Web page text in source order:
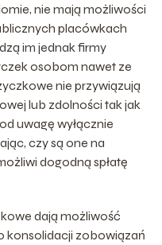
nie mają możliwości
placówkach
im jednak firmy
osobom nawet ze
nie przywiązują
lub zdolności tak jak
uwagę wyłącznie
czy są one na
dogodną spłatę
dają możliwość
konsolidacji zobowiązań